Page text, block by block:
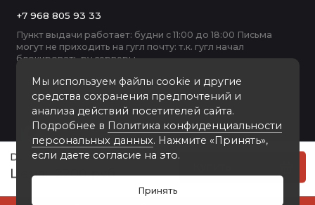
DL-3366 пластиковая рамка 50-60
2200 руб
Мы используем файлы cookie и другие
средства сохранения предпочтений и
анализа действий посетителей сайта.
Подробнее в Политика конфиденциальности
персональных данных. Нажмите «Принять»,
если даете согласие на это.
Принять
+7 968 805 93 33
Пункт выдачи работает: будни с 11:00 до 18:00 Письма
могут не приходить на гугл почту: т.к. гугл начал
блокировать ру серверы